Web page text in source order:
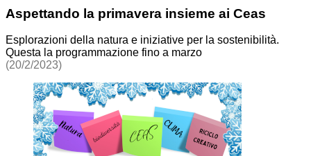
Aspettando la primavera insieme ai Ceas
Esplorazioni della natura e iniziative per la sostenibilità.
Questa la programmazione fino a marzo
(20/2/2023)